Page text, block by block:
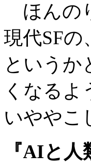
ほんの
現代SF
というか
くなる
いややこ
『AIと